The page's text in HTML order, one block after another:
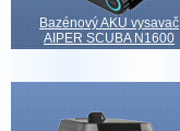
Bazénový AKU vysavač
AIPER SCUBA N1600